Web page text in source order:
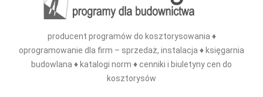
producent programów do kosztorysowania ♦
oprogramowanie dla firm – sprzedaż, instalacja ♦ księgarnia
budowlana ♦ katalogi norm ♦ cenniki i biuletyny cen do
kosztorysów